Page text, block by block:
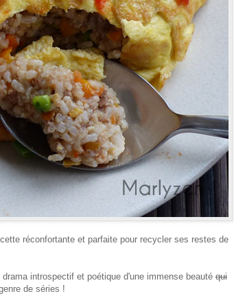
réconfortante et parfaite pour recycler ses restes de
introspectif et poétique d'une immense beauté qui
de séries !